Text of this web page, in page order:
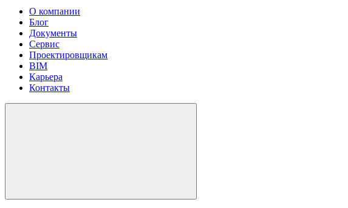
О компании
Блог
Документы
Сервис
Проектировщикам
BIM
Карьера
Контакты